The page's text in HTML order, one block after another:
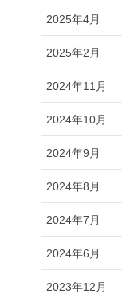
2025年4月
2025年2月
2024年11月
2024年10月
2024年9月
2024年8月
2024年7月
2024年6月
2023年12月